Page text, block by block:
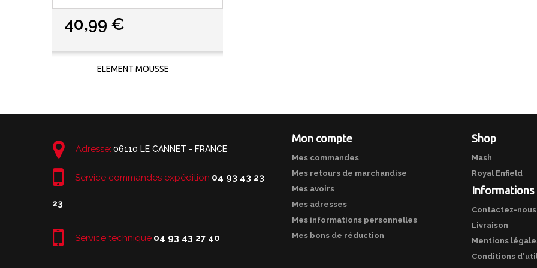
40,99 €
ELEMENT MOUSSE
Adresse: 06110 LE CANNET - FRANCE
Service commandes expédition 04 93 43 23
23
Service technique 04 93 43 27 40
Mon compte
Mes commandes
Mes retours de marchandise
Mes avoirs
Mes adresses
Mes informations personnelles
Mes bons de réduction
Shop
Mash
Royal Enfield
Informations
Contactez-nous
Livraison
Mentions
Conditions